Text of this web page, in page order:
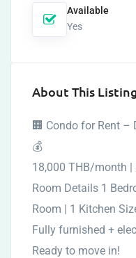
Available
Yes
About This
🏢 Condo for Rent –
💰
18,000 THB/month |
Room Details 1
Room | 1 Kitchen
Fully furnished +
Ready to move in!